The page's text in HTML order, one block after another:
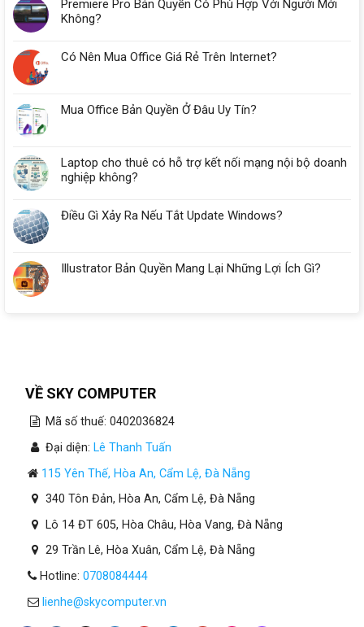
Tại
Bao
Premiere Pro Bản Quyền Có Phù Hợp Với Người Mới
Không?
Có Nên Mua Office Giá Rẻ Trên Internet?
Mua Office Bản Quyền Ở Đâu Uy Tín?
Laptop cho thuê có hỗ trợ kết nối mạng nội bộ doanh
nghiệp không?
Điều Gì Xảy Ra Nếu Tắt Update Windows?
Illustrator Bản Quyền Mang Lại Những Lợi Ích Gì?
VỀ SKY COMPUTER
Mã số thuế: 0402036824
Đại diện: Lê Thanh Tuấn
115 Yên Thế, Hòa An, Cẩm Lệ, Đà Nẵng
340 Tôn Đản, Hòa An, Cẩm Lệ, Đà Nẵng
Lô 14 ĐT 605, Hòa Châu, Hòa Vang, Đà Nẵng
29 Trần Lê, Hòa Xuân, Cẩm Lệ, Đà Nẵng
Hotline: 0708084444
lienhe@skycomputer.vn